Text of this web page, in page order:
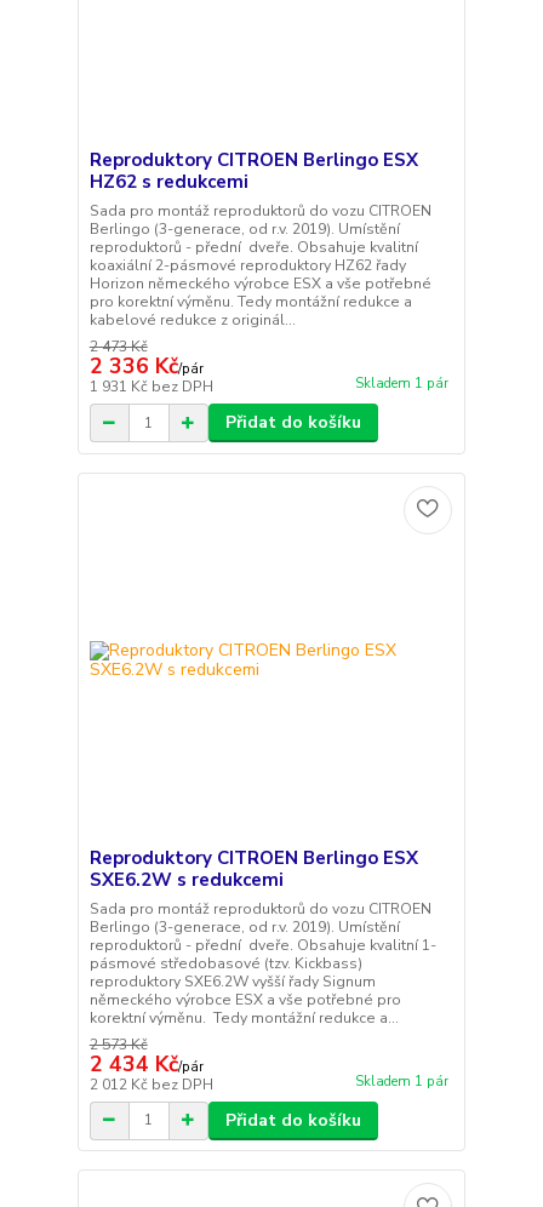
Reproduktory CITROEN Berlingo ESX
HZ62 s redukcemi
Sada pro montáž reproduktorů do vozu CITROEN
Berlingo (3-generace, od r.v. 2019). Umístění
reproduktorů - přední dveře. Obsahuje kvalitní
koaxiální 2-pásmové reproduktory HZ62 řady
Horizon německého výrobce ESX a vše potřebné
pro korektní výměnu. Tedy montážní redukce a
kabelové redukce z originál...
2 473 Kč
2 336 Kč/pár
1 931 Kč bez DPH Skladem 1 pár
Přidat do košíku
Reproduktory CITROEN Berlingo ESX
SXE6.2W s redukcemi
Sada pro montáž reproduktorů do vozu CITROEN
Berlingo (3-generace, od r.v. 2019). Umístění
reproduktorů - přední dveře. Obsahuje kvalitní 1-
pásmové středobasové (tzv. Kickbass)
reproduktory SXE6.2W vyšší řady Signum
německého výrobce ESX a vše potřebné pro
korektní výměnu. Tedy montážní redukce a...
2 573 Kč
2 434 Kč/pár
2 012 Kč bez DPH Skladem 1 pár
Přidat do košíku